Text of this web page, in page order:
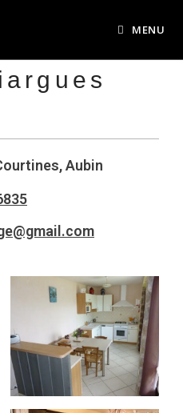
MENU
Aubin